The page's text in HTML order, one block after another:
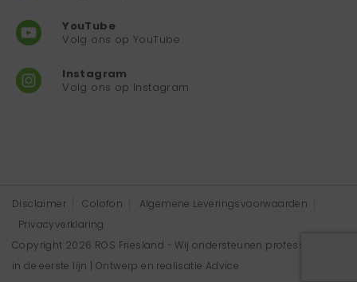
YouTube
Volg ons op YouTube
Instagram
Volg ons op Instagram
Disclaimer Colofon
Algemene Leveringsvoorwaarden
Privacyverklaring
Copyright 2026 ROS Friesland - Wij ondersteunen professionals
in de eerste lijn | Ontwerp en realisatie Advice